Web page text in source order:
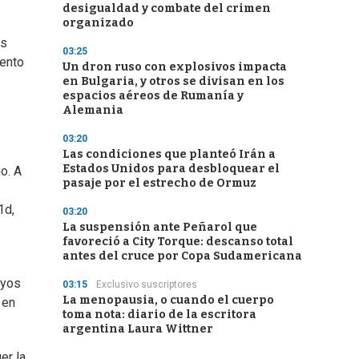
A
desigualdad y combate del crimen
organizado
03:25
Un dron ruso con explosivos impacta
en Bulgaria, y otros se divisan en los
espacios aéreos de Rumanía y
Alemania
03:20
Las condiciones que planteó Irán a
Estados Unidos para desbloquear el
pasaje por el estrecho de Ormuz
03:20
La suspensión ante Peñarol que
favoreció a City Torque: descanso total
antes del cruce por Copa Sudamericana
03:15 Exclusivo suscriptores
La menopausia, o cuando el cuerpo
toma nota: diario de la escritora
argentina Laura Wittner